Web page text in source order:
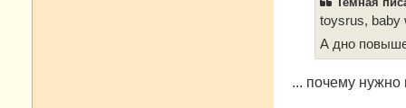
toysrus, baby
А дно
... почему нужно